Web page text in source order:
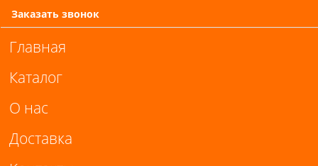
Заказать звонок
Главная
Каталог
О нас
Доставка